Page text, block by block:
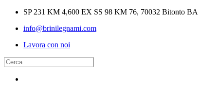
SP 231 KM 4,600 EX SS 98 KM 76, 70032 Bitonto BA
info@brinilegnami.com
Lavora con noi